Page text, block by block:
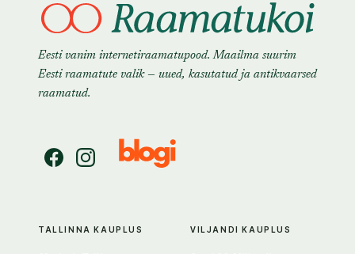
Eesti vanim internetiraamatupood. Maailma suurim
Eesti raamatute valik — uued, kasutatud ja antikvaarsed
raamatud.
TALLINNA KAUPLUS VILJANDI KAUPLUS